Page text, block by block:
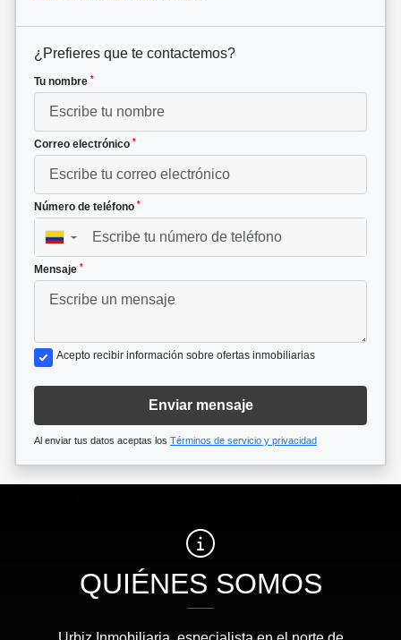
¿Prefieres que te contactemos?
Tu nombre *
Correo electrónico *
Número de teléfono *
▼
Mensaje *
Acepto recibir información sobre ofertas inmobiliarias
Enviar mensaje
Al enviar tus datos aceptas los Términos de servicio y privacidad
QUIÉNES SOMOS